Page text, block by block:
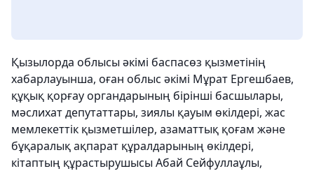
Қызылорда облысы әкімі баспасөз қызметінің
хабарлауынша, оған облыс әкімі Мұрат Ергешбаев,
құқық қорғау органдарының бірінші басшылары,
мәслихат депутаттары, зиялы қауым өкілдері, жас
мемлекеттік қызметшілер, азаматтық қоғам және
бұқаралық ақпарат құралдарының өкілдері,
кітаптың құрастырушысы Абай Сейфуллаұлы,